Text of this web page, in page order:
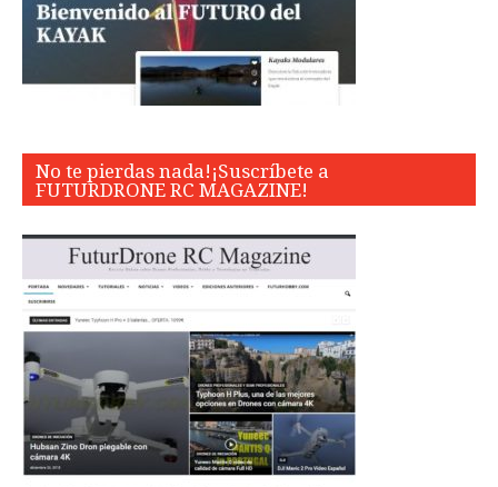
No te pierdas nada!¡Suscríbete a
FUTURDRONE RC MAGAZINE!